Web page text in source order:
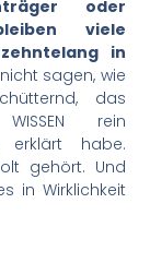
oder
viele
in
sagen, wie
das
rein
erklärt habe.
gehört. Und
in Wirklichkeit